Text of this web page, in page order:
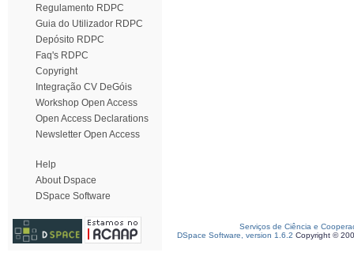
Regulamento RDPC
Guia do Utilizador RDPC
Depósito RDPC
Faq's RDPC
Copyright
Integração CV DeGóis
Workshop Open Access
Open Access Declarations
Newsletter Open Access
Help
About Dspace
DSpace Software
Serviços de Ciência e
DSpace Software, version 1.6.2 Copyright ©